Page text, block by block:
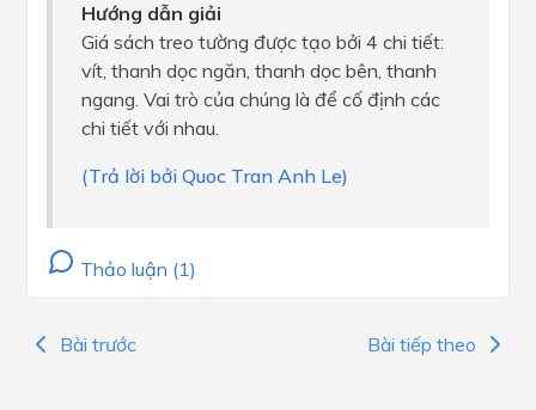
Hướng dẫn giải
Giá sách treo tường được tạo bởi 4 chi tiết:
vít, thanh dọc ngăn, thanh dọc bên, thanh
ngang. Vai trò của chúng là để cố định các
chi tiết với nhau.
(Trả lời bởi Quoc Tran Anh Le)
Thảo luận (1)
Bài trước Bài tiếp theo